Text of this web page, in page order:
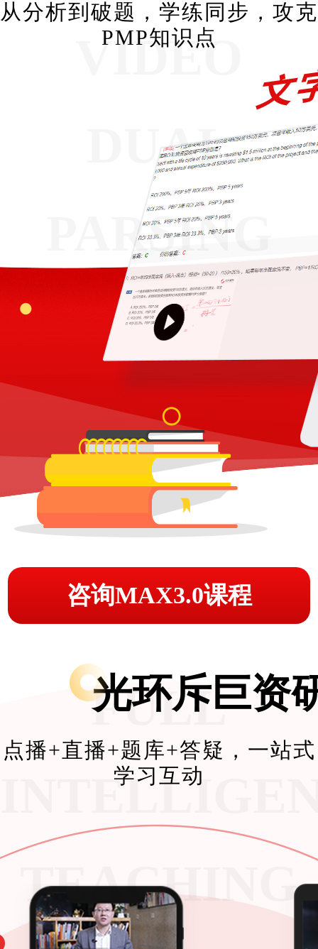
VIDEO
DUAL
PARSING
从分析到破题，学练同步，攻克
PMP知识点
咨询MAX3.0课程
光环斥巨资
FULL
TEACHING
点播+直播+题库+答疑，一站式
学习互动